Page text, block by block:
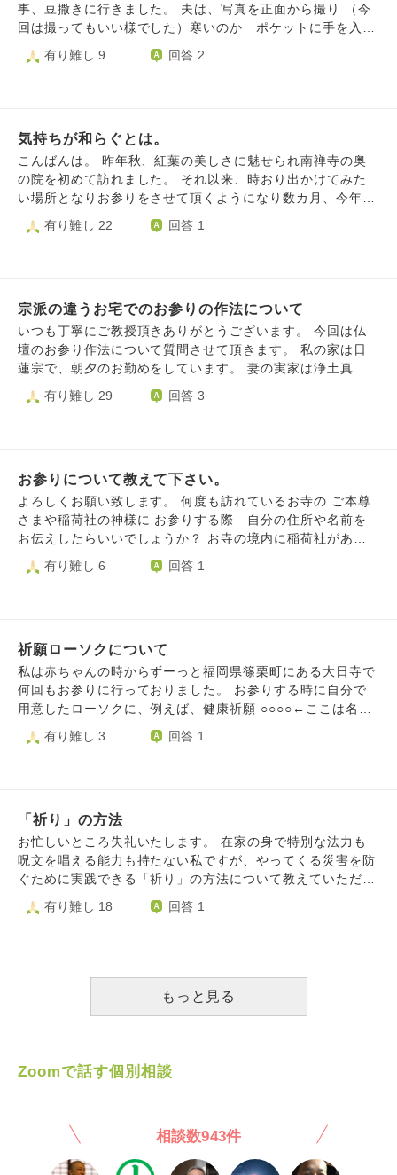
さんにご本尊を確認してからお参りするのが確実でしょう
か？
事、豆撒きに行きました。 夫は、写真を正面から撮り （今
回は撮ってもいい様でした）寒いのか ポケットに手を入れ
ていました。 脇から見てたのですが 外国人の方以外は、老
若男女皆、手を前にくみ神妙な感じで神事をみておられまし
お行儀はいい方の夫なのですが 寺社仏閣での振る舞いが
嫌で注意する私もなんだか… 結局、私が心配しているのは
罰があたらないか…です。 治療がうまくいっている お礼を
したいだけなのに…
有り難し 9 回答 2
気持ちが和らぐとは。
こんばんは。 昨年秋、紅葉の美しさに魅せられ南禅寺の奥
の院を初めて訪れました。 それ以来、時おり出かけてみた
い場所となりお参りをさせて頂くようになり数カ月、今年に
なり高徳院、奥の院の隅に掃除が出来るよう竹箒、塵取りが
常にあります。 たまたま法螺貝を吹き修行をされているお
で無心にお掃除をして気持ちが楽、落ち着けるようになって
います。 忙しい日常から離れ、時間を忘れ無心に何かに集
中、綺麗にしたいという気持ちは安らぎの一つなのかな、と
想いを寄せています。
有り難し 22 回答 1
宗派の違うお宅でのお参りの作法について
いつも丁寧にご教授頂きありがとうございます。 今回は仏
壇のお参り作法について質問させて頂きます。 私の家は日
蓮宗で、朝夕のお勤めをしています。 妻の実家は浄土真宗
の家で宗派が異なっています。 私の家ではいつも勧請、開
経偈、方便品、寿量品、唱題、回向、（一部省略）と、一般
にされているのでしょうか。例えばこの場合、般若心経など
をお唱えしているのでしょうか。
有り難し 29 回答 3
お参りについて教えて下さい。
よろしくお願い致します。 何度も訪れているお寺の ご本尊
さまや稲荷社の神様に お参りする際 自分の住所や名前を
お伝えしたらいいでしょうか？ お寺の境内に稲荷社があり
ます。 荼枳尼天さまと天上多田稲荷大明神さまが 祀られ
ています。 どちらを先にお参りしたらいいでしょうか？ 又
有り難し 6 回答 1
祈願ローソクについて
私は赤ちゃんの時からずーっと福岡県篠栗町にある大日寺で
何回もお参りに行っておりました。 お参りする時に自分で
用意したローソクに、例えば、健康祈願 ○○○○←ここは名前
を書いていました。書いたローソクを本尊の近くにローソク
台の所に立ててマッチで火をつけてました。 僕が良く行っ
名と自分の名前を書いて、大日寺みたいに他のお寺さんに自
分が用意したローソクを立てる事は出来るんでしょうか？
お寺に行ったら白い小さなローソクを30円とか50円とか販
売してて立てる事が多いですが、自分が用意したローソクで
ソク台の設置が多いお寺さんをスマホやパソコンで良く調べ
有り難し 3 回答 1
「祈り」の方法
お忙しいところ失礼いたします。 在家の身で特別な法力も
呪文を唱える能力も持たない私ですが、やってくる災害を防
ぐために実践できる「祈り」の方法について教えていただけ
ないでしょうか。どのような方法が初心者でも実践できる
か、ご教示いただければ幸いです。 よろしくお願いいたし
有り難し 18 回答 1
もっと見る
Zoomで話す個別相談
相談数943件